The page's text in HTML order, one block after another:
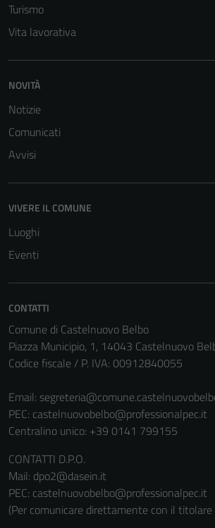
Turismo
Vita lavorativa
NOVITÀ
Notizie
Comunicati
Avvisi
VIVERE IL COMUNE
Luoghi
Eventi
CONTATTI
Comune di Castelnuovo Belbo
Piazza Municipio, 1, 14043 Castelnuovo
Codice fiscale / P. IVA: 00912840055
Email:
PEC: castelnuovobelbo@professionalpec.it
Centralino unico: +39 0141 799155
CONTATTI D.P.O.
Mail: dpo2@dasein.it
PEC: castelnuovobelbo@professionalpec.it
(Per comunicare direttamente con il